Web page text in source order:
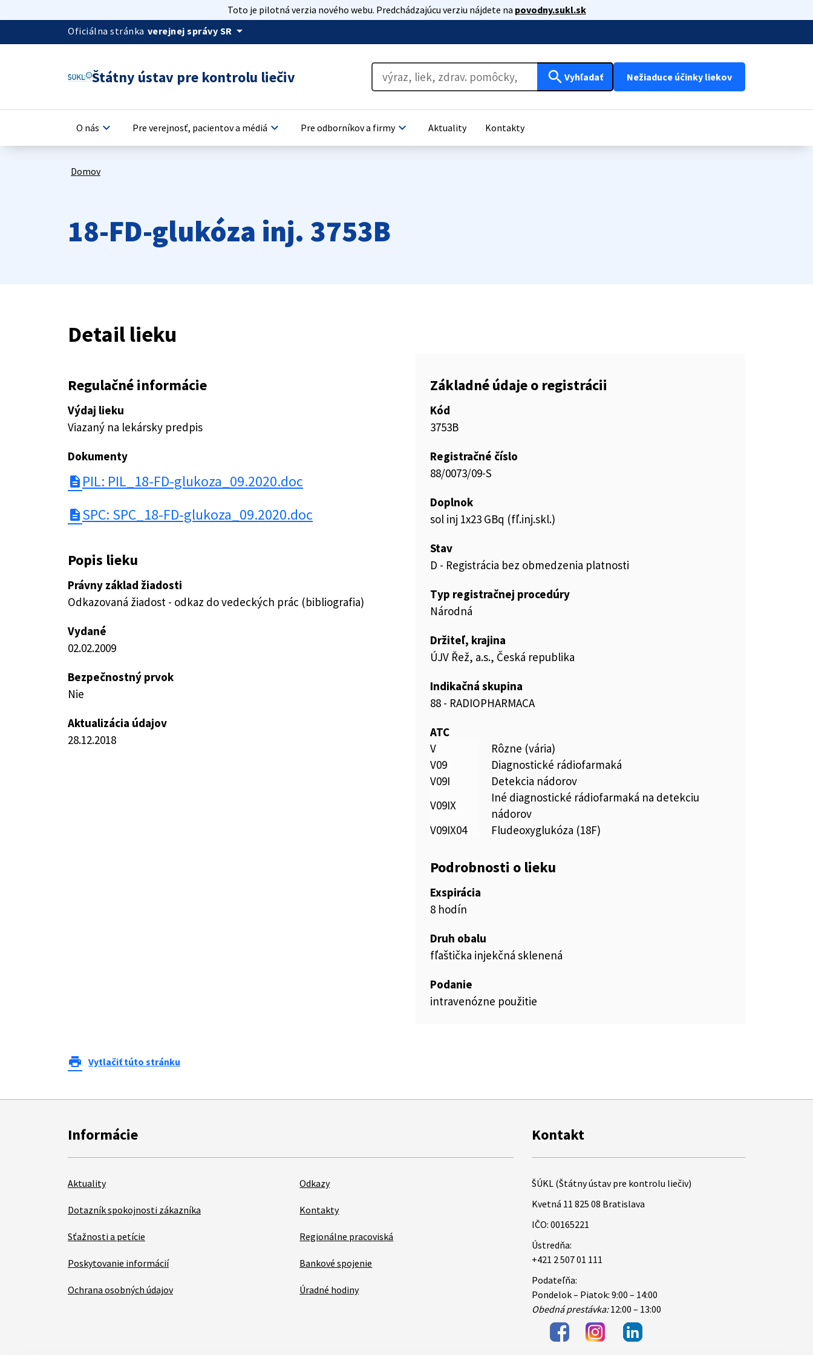
Toto je pilotná verzia nového webu. Predchádzajúcu verziu nájdete na povodny.sukl.sk
Oficiálna stránka verejnej správy SR arrow_drop_down
Štátny ústav pre kontrolu liečiv search Vyhľadať Nežiaduce účinky liekov
O nás keyboard_arrow_down Pre verejnosť, pacientov a médiá keyboard_arrow_down Pre odborníkov a firmykeyboard_arrow_down Aktuality Kontakty
Domov
18-FD-glukóza inj. 3753B
Detail lieku
Regulačné informácie
Výdaj lieku
Viazaný na lekársky predpis
Dokumenty
description PIL: PIL_18-FD-glukoza_09.2020.doc
description SPC: SPC_18-FD-glukoza_09.2020.doc
Popis lieku
Právny základ žiadosti
Odkazovaná žiadost - odkaz do vedeckých prác (bibliografia)
Vydané
02.02.2009
Bezpečnostný prvok
Nie
Aktualizácia údajov
28.12.2018
Základné údaje o registrácii
Kód
3753B
Registračné číslo
88/0073/09-S
Doplnok
sol inj 1x23 GBq (fľ.inj.skl.)
Stav
D - Registrácia bez obmedzenia platnosti
Typ registračnej procedúry
Národná
Držiteľ, krajina
ÚJV Řež, a.s., Česká republika
Indikačná skupina
88 - RADIOPHARMACA
ATC
V
Rôzne (vária)
V09
Diagnostické rádiofarmaká
V09I
Detekcia nádorov
V09IX
Iné diagnostické rádiofarmaká na detekciu
nádorov
V09IX04
Fludeoxyglukóza (18F)
Podrobnosti o lieku
Exspirácia
8 hodín
Druh obalu
fľaštička injekčná sklenená
Podanie
intravenózne použitie
print Vytlačiť túto stránku
Informácie
Aktuality
Dotazník spokojnosti zákazníka
Sťažnosti a petície
Poskytovanie informácií
Ochrana osobných údajov
Odkazy
Kontakty
Regionálne pracoviská
Bankové spojenie
Úradné hodiny
Kontakt
ŠÚKL (Štátny ústav pre kontrolu liečiv)
Kvetná 11 825 08 Bratislava
IČO: 00165221
Ústredňa:
+421 2 507 01 111
Podateľňa:
Pondelok – Piatok: 9:00 – 14:00
Obedná prestávka:12:00 – 13:00